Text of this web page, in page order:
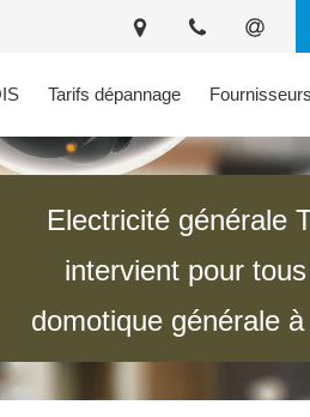
Tarifs dépannage Fournisseurs
Electricité générale
intervient pour
domotique générale